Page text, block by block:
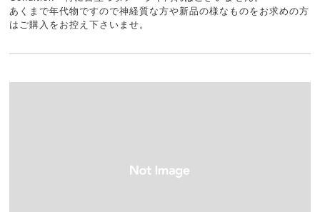
あくまで年代物ですので神経質な方や新品の様なものをお求めの方
はご購入をお控え下さいませ。